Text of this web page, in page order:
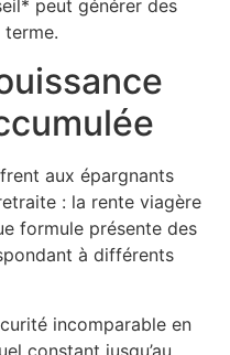
peut générer des
aux épargnants
: la rente viagère
formule présente des
à différents
incomparable en
constant jusqu’au